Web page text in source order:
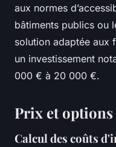
aux normes
bâtiments publics ou
solution adaptée aux
un investissement
000 € à 20 000 €.
Prix et
Calcul des coûts